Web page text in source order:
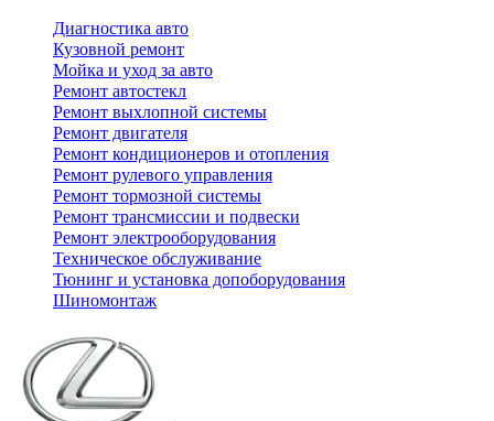
Диагностика авто
Кузовной ремонт
Мойка и уход за авто
Ремонт автостекл
Ремонт выхлопной системы
Ремонт двигателя
Ремонт кондиционеров и отопления
Ремонт рулевого управления
Ремонт тормозной системы
Ремонт трансмиссии и подвески
Ремонт электрооборудования
Техническое обслуживание
Тюнинг и установка допоборудования
Шиномонтаж